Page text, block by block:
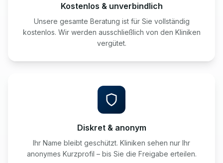
Kostenlos & unverbindlich
Unsere gesamte Beratung ist für Sie vollständig
kostenlos. Wir werden ausschließlich von den Kliniken
vergütet.
Diskret & anonym
Ihr Name bleibt geschützt. Kliniken sehen nur Ihr
anonymes Kurzprofil – bis Sie die Freigabe erteilen.